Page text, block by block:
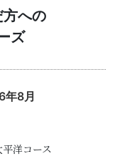
方への
ズ
年8月
洋コース